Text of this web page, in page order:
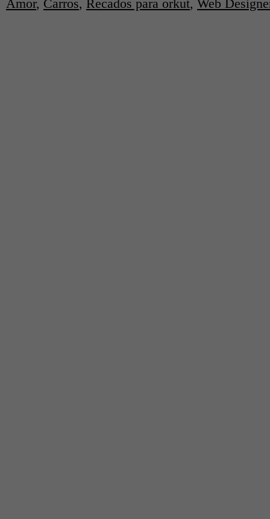
Amor, Carros, Recados para orkut, Web